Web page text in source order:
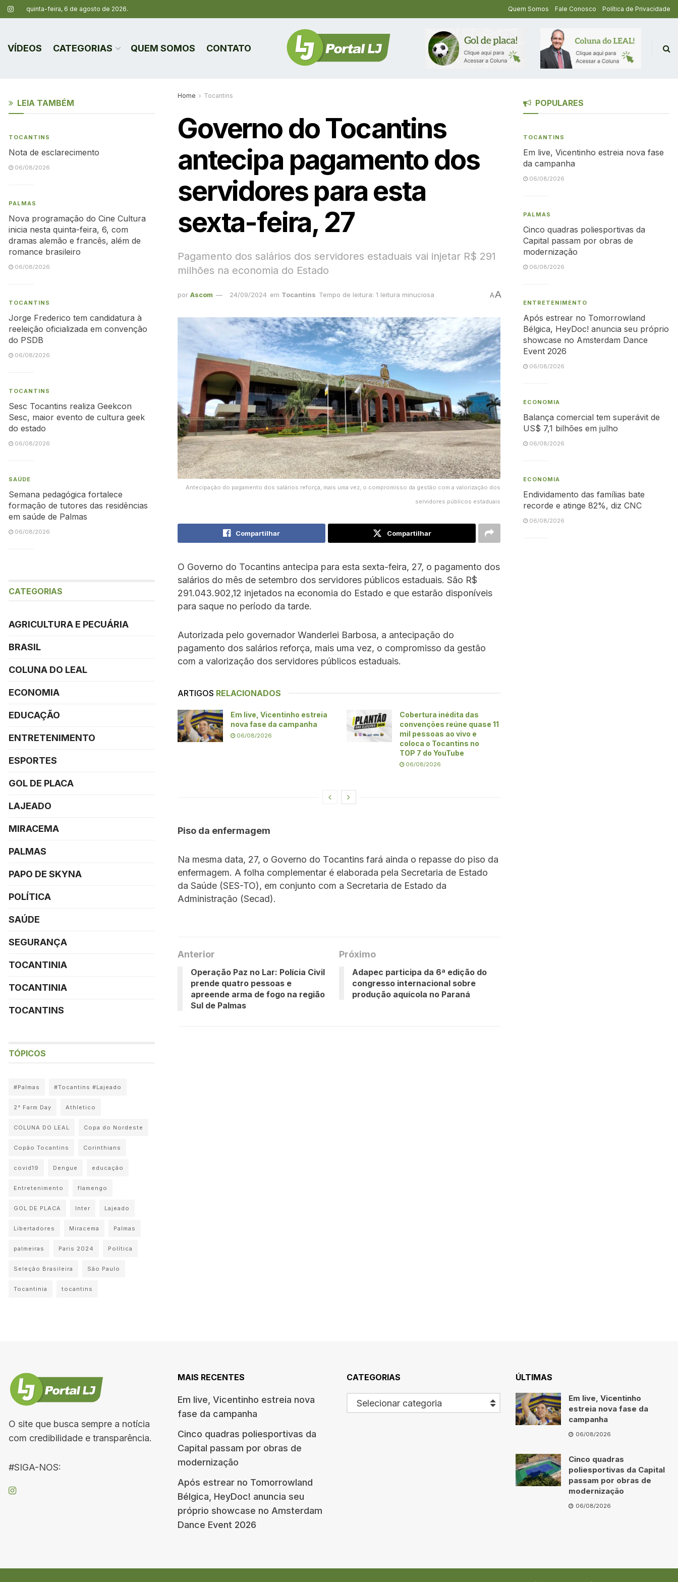
quinta-feira, 6 de agosto de 2026. Quem Somos Fale Conosco Política de Privacidade
VÍDEOS CATEGORIAS QUEM SOMOS CONTATO
Home Tocantins
Governo do Tocantins
antecipa pagamento dos
servidores para esta
sexta-feira, 27
Pagamento dos salários dos servidores estaduais vai injetar R$ 291
milhões na economia do Estado
por Ascom 24/09/2024 em Tocantins Tempo de leitura: 1 leitura minuciosa AA
Antecipação do pagamento dos salários reforça, mais uma vez, o compromisso da gestão com a valorização dos
servidores públicos estaduais
Compartilhar Compartilhar
O Governo do Tocantins antecipa para esta sexta-feira, 27, o pagamento dos
salários do mês de setembro dos servidores públicos estaduais. São R$
291.043.902,12 injetados na economia do Estado e que estarão disponíveis
para saque no período da tarde.
Autorizada pelo governador Wanderlei Barbosa, a antecipação do
pagamento dos salários reforça, mais uma vez, o compromisso da gestão
com a valorização dos servidores públicos estaduais.
ARTIGOS RELACIONADOS
Em live, Vicentinho estreia
nova fase da campanha
06/08/2026
Cobertura inédita das
convenções reúne quase 11
mil pessoas ao vivo e
coloca o Tocantins no
TOP 7 do YouTube
06/08/2026
Piso da enfermagem
Na mesma data, 27, o Governo do Tocantins fará ainda o repasse do piso da
enfermagem. A folha complementar é elaborada pela Secretaria de Estado
da Saúde (SES-TO), em conjunto com a Secretaria de Estado da
Administração (Secad).
Anterior
Operação Paz no Lar: Polícia Civil
prende quatro pessoas e
apreende arma de fogo na região
Sul de Palmas
Próximo
Adapec participa da 6ª edição do
congresso internacional sobre
produção aquícola no Paraná
LEIA TAMBÉM
TOCANTINS
Nota de esclarecimento
06/08/2026
PALMAS
Nova programação do Cine Cultura
inicia nesta quinta-feira, 6, com
dramas alemão e francês, além de
romance brasileiro
06/08/2026
TOCANTINS
Jorge Frederico tem candidatura à
reeleição oficializada em convenção
do PSDB
06/08/2026
TOCANTINS
Sesc Tocantins realiza Geekcon
Sesc, maior evento de cultura geek
do estado
06/08/2026
SAÚDE
Semana pedagógica fortalece
formação de tutores das residências
em saúde de Palmas
06/08/2026
CATEGORIAS
AGRICULTURA E PECUÁRIA
BRASIL
COLUNA DO LEAL
ECONOMIA
EDUCAÇÃO
ENTRETENIMENTO
ESPORTES
GOL DE PLACA
LAJEADO
MIRACEMA
PALMAS
PAPO DE SKYNA
POLÍTICA
SAÚDE
SEGURANÇA
TOCANTINIA
TOCANTINIA
TOCANTINS
TÓPICOS
#Palmas #Tocantins #Lajeado
2° Farm Day Athletico
COLUNA DO LEAL Copa do Nordeste
Copão Tocantins Corinthians
covid19 Dengue educação
Entretenimento flamengo
GOL DE PLACA Inter Lajeado
Libertadores Miracema Palmas
palmeiras Paris 2024 Política
Seleção Brasileira São Paulo
Tocantinia tocantins
POPULARES
TOCANTINS
Em live, Vicentinho estreia nova fase
da campanha
06/08/2026
PALMAS
Cinco quadras poliesportivas da
Capital passam por obras de
modernização
06/08/2026
ENTRETENIMENTO
Após estrear no Tomorrowland
Bélgica, HeyDoc! anuncia seu próprio
showcase no Amsterdam Dance
Event 2026
06/08/2026
ECONOMIA
Balança comercial tem superávit de
US$ 7,1 bilhões em julho
06/08/2026
ECONOMIA
Endividamento das famílias bate
recorde e atinge 82%, diz CNC
06/08/2026
O site que busca sempre a notícia
com credibilidade e transparência.
#SIGA-NOS:
MAIS RECENTES
Em live, Vicentinho estreia nova
fase da campanha
Cinco quadras poliesportivas da
Capital passam por obras de
modernização
Após estrear no Tomorrowland
Bélgica, HeyDoc! anuncia seu
próprio showcase no Amsterdam
Dance Event 2026
CATEGORIAS
Selecionar categoria
ÚLTIMAS
Em live, Vicentinho
estreia nova fase da
campanha
06/08/2026
Cinco quadras
poliesportivas da Capital
passam por obras de
modernização
06/08/2026